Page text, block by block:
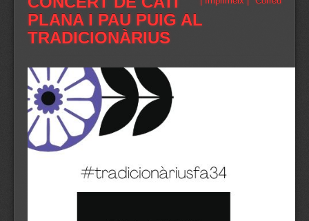
PLANA I PAU PUIG AL
TRADICIONÀRIUS